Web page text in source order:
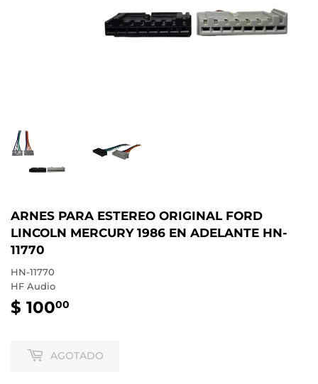
ARNES PARA ESTEREO ORIGINAL FORD
LINCOLN MERCURY 1986 EN ADELANTE HN-
11770
HN-11770
HF Audio
$ 10000
AGOTADO